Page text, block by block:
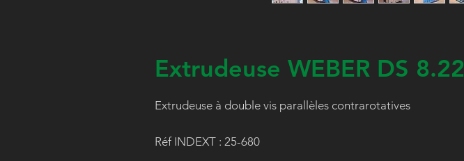
Extrudeuse WEBER DS 8.22
Extrudeuse à double vis parallèles contrarotatives
Réf INDEXT : 25-680